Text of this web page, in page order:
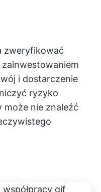
zweryfikować
zainwestowaniem
i dostarczenie
ryzyko
nie znaleźć